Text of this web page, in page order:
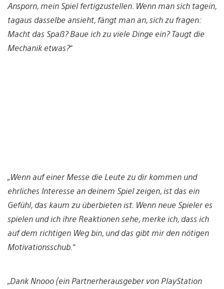
Ansporn, mein Spiel fertigzustellen. Wenn man sich tagein,
tagaus dasselbe ansieht, fängt man an, sich zu fragen:
Macht das Spaß? Baue ich zu viele Dinge ein? Taugt die
Mechanik etwas?“
„Wenn auf einer Messe die Leute zu dir kommen und
ehrliches Interesse an deinem Spiel zeigen, ist das ein
Gefühl, das kaum zu überbieten ist. Wenn neue Spieler es
spielen und ich ihre Reaktionen sehe, merke ich, dass ich
auf dem richtigen Weg bin, und das gibt mir den nötigen
Motivationsschub.“
„Dank Nnooo (ein Partnerherausgeber von PlayStation